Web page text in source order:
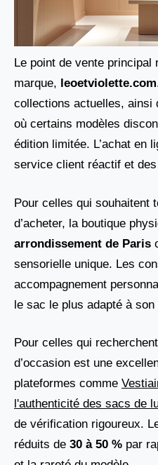
Le point de vente
marque, leoetviolette.com
collections actuelles, ainsi
où certains modèles
édition limitée. L’achat en
service client réactif et
Pour celles qui souhaitent
d’acheter, la boutique
arrondissement de Paris
sensorielle unique. Les
accompagnement
le sac le plus adapté à
Pour celles qui
d’occasion est une
plateformes comme
l'authenticité des sacs de
de vérification rigoureux.
réduits de 30 à 50 % par